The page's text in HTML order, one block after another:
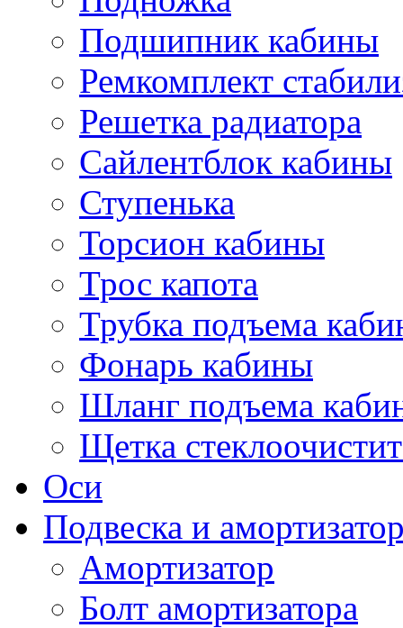
Подшипник кабины
Ремкомплект
Решетка радиатора
Сайлентблок кабины
Ступенька
Торсион кабины
Трос капота
Трубка подъема
Фонарь кабины
Шланг подъема
Щетка
Оси
Подвеска и
Амортизатор
Болт амортизатора